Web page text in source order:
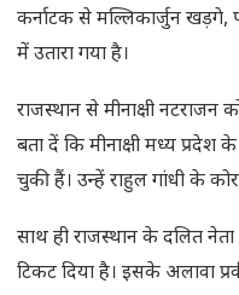
कर्नाटक से मल्लिकार्जुन
में उतारा गया है।
राजस्थान से मीनाक्षी नटराजन
बता दें कि मीनाक्षी मध्य प्रदेश
चुकी हैं। उन्हें राहुल गांधी के
साथ ही राजस्थान के दलित नेता
टिकट दिया है। इसके अलावा